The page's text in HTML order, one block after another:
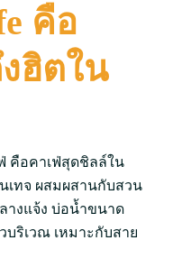
คือ
ฮิตใน
คือคาเฟ่สุดชิลล์ใน
เทจ ผสมผสานกับสวน
างแจ้ง บ่อน้ำขนาด
ริเวณ เหมาะกับสาย